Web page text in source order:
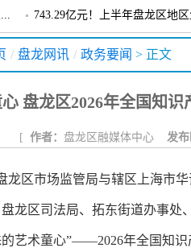
法定主动公开内容 | 政府信息公
生知识普及
743.29亿元！上半年盘龙区地
戴惠明调研龙泉街道
戴惠明与成都广安商会一行座谈
/ 盘龙网讯 / 政务要闻 > 正文
盘龙区2026年全国知
[ 作者： 盘龙区融媒体中心 发布
龙区市场监管局与辖区上海市
龙区司法局、拓东街道办事处
艺术童心”——2026年全国知